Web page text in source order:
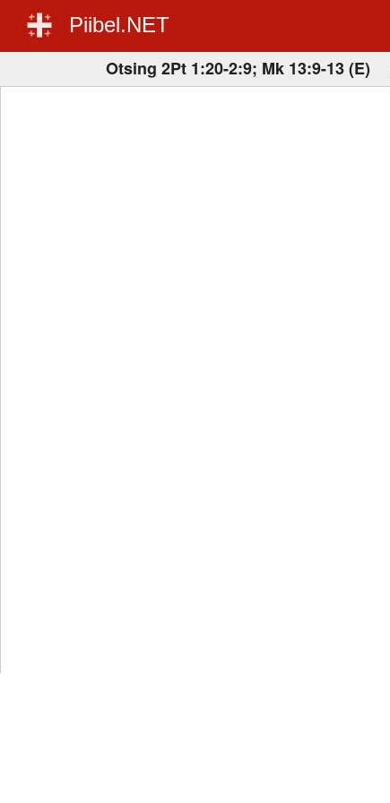
Piibel.NET
Otsing 2Pt 1:20-2:9; Mk 13:9-13 (E)